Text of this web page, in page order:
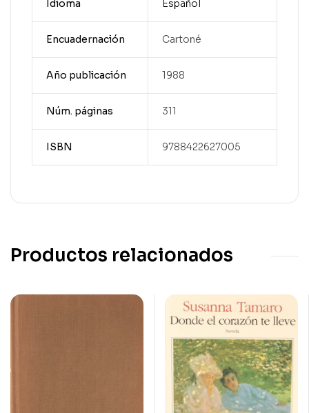
Idioma Español
Encuadernación Cartoné
Año publicación 1988
Núm. páginas 311
ISBN 9788422627005
Productos relacionados